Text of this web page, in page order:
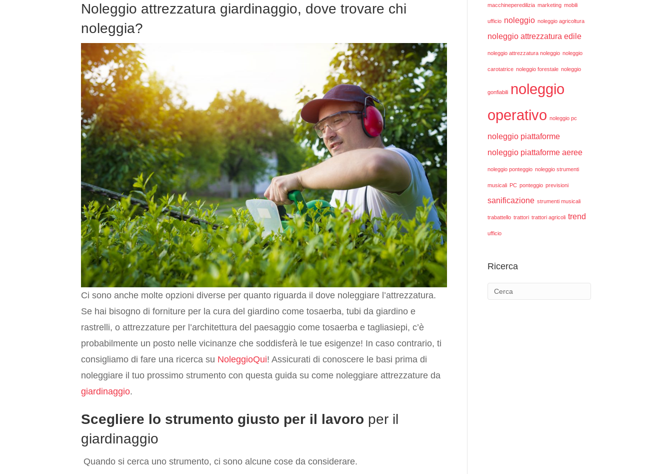
Noleggio attrezzatura giardinaggio, dove trovare chi
noleggia?
Ci sono anche molte opzioni diverse per quanto riguarda il dove noleggiare l’attrezzatura.
Se hai bisogno di forniture per la cura del giardino come tosaerba, tubi da giardino e
rastrelli, o attrezzature per l’architettura del paesaggio come tosaerba e tagliasiepi, c’è
probabilmente un posto nelle vicinanze che soddisferà le tue esigenze! In caso contrario, ti
consigliamo di fare una ricerca su NoleggioQui! Assicurati di conoscere le basi prima di
noleggiare il tuo prossimo strumento con questa guida su come noleggiare attrezzature da
giardinaggio.
Scegliere lo strumento giusto per il lavoro per il
giardinaggio
Quando si cerca uno strumento, ci sono alcune cose da considerare.
macchineperedilizia marketing mobili
ufficio noleggio noleggio agricoltura
noleggio attrezzatura edile
noleggio attrezzatura noleggio noleggio
carotatrice noleggio forestale noleggio
gonfiabili
noleggio
operativo noleggio pc
noleggio piattaforme
noleggio piattaforme aeree
noleggio ponteggio noleggio strumenti
musicali PC ponteggio previsioni
sanificazione strumenti musicali
trabattello trattori trattori agricoli trend
ufficio
Ricerca